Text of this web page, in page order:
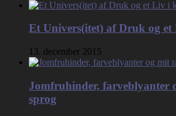
Et Univers(itet) af Druk og
13. december 2015
Jomfruhinder, farveblyanter
sprog